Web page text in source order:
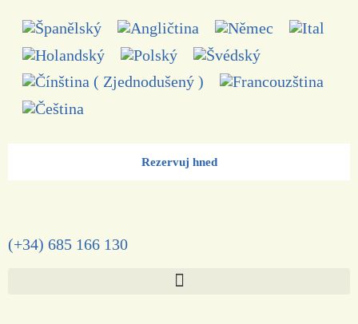
Rezervuj hned
(+34) 685 166 130